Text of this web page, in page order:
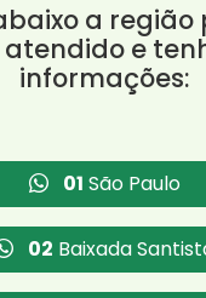
a
atendido e
informações:
01 São Paulo
02 Baixada